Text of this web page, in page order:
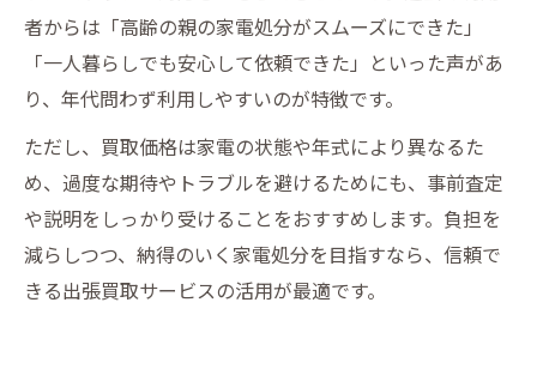
者からは「高齢の親の家電処分がスムーズにできた」
「一人暮らしでも安心して依頼できた」といった声があ
り、年代問わず利用しやすいのが特徴です。
ただし、買取価格は家電の状態や年式により異なるた
め、過度な期待やトラブルを避けるためにも、事前査定
や説明をしっかり受けることをおすすめします。負担を
減らしつつ、納得のいく家電処分を目指すなら、信頼で
きる出張買取サービスの活用が最適です。